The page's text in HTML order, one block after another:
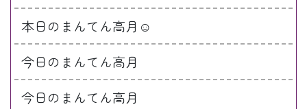
本日のまんてん高月☺
今日のまんてん高月
今日のまんてん高月